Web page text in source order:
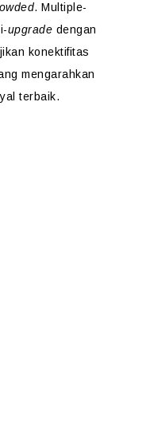
. Multiple-
upgrade dengan
konektifitas
mengarahkan
terbaik.